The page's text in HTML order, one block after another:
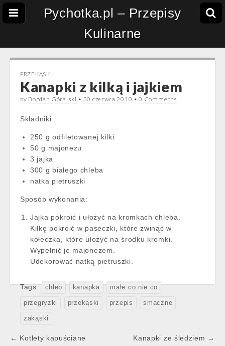
Pychotka.pl – Przepisy
Kulinarne
PRZEKĄSKI
Kanapki z kilką i jajkiem
by Bogdan Góralski • 30 czerwca 2010 •0 Comments
Składniki:
250 g odfiletowanej kilki
50 g majonezu
3 jajka
300 g białego chleba
natka pietruszki
Sposób wykonania:
Jajka pokroić i ułożyć na kromkach chleba.
Kilkę pokroić w paseczki, które zwinąć w
kółeczka, które ułożyć na środku kromki.
Wypełnić je majonezem.
Udekorować natką pietruszki.
Tags: chleb kanapka małe co nie co
przegryzki przekąski przepis smaczne
zakąski
Post
← Kotlety kapuściane Kanapki ze śledziem →